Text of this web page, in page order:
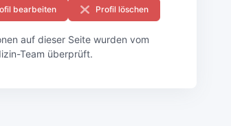
bearbeiten Profil löschen
auf dieser Seite wurden vom
Team überprüft.